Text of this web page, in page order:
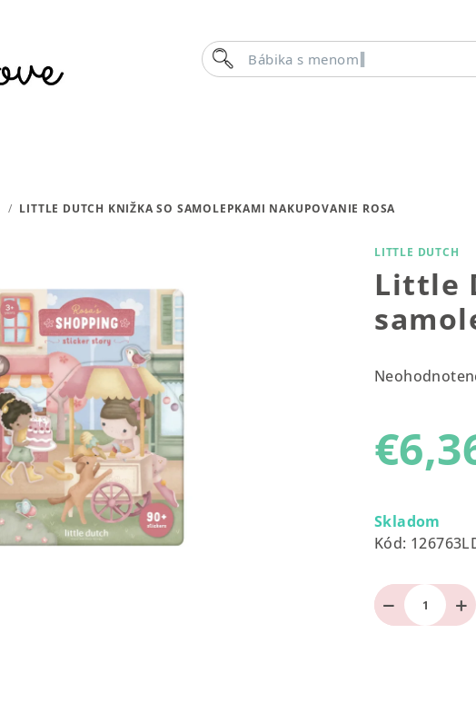
Bábika s menom
Hľadať
/ LITTLE DUTCH KNIŽKA SO SAMOLEPKAMI NAKUPOVANIE ROSA
LITTLE DUTCH
Little
Priemerné
je
0,0
hviezdičiek.
cena:
Skladom
Kód:
+
−